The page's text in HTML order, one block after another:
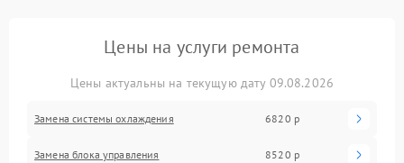
Цены на услуги ремонта
Цены актуальны на текущую дату 09.08.2026
Замена системы охлаждения 6820 р
Замена блока управления 8520 р